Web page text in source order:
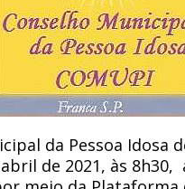
da Pessoa Idosa
de 2021, às 8h30,